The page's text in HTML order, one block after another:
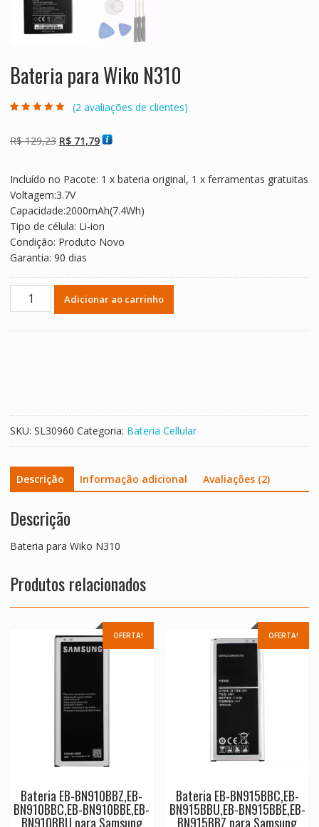
Bateria para Wiko N310
baseado em
avaliações de
(2avaliações de clientes)
R$129,23 O
era:
R$ 129,23.
R$71,79O
é:
Incluído no Pacote: 1 x bateria original, 1 x ferramentas gratuitas
Voltagem:3.7V
Capacidade:2000mAh(7.4Wh)
Tipo de célula: Li-ion
Condição: Produto Novo
Garantia: 90 dias
Bateria
Adicionar ao carrinho
SKU: SL30960 Categoria: Bateria Cellular
Descrição Informação adicional Avaliações (2)
Descrição
Bateria para Wiko N310
Produtos relacionados
OFERTA!
Bateria EB-BN910BBZ,EB-
BN910BBC,EB-BN910BBE,EB-
BN910BBU para Samsung
OFERTA!
Bateria EB-BN915BBC,EB-
BN915BBU,EB-BN915BBE,EB-
BN915BBZ para Samsung